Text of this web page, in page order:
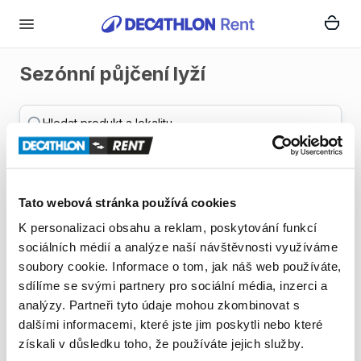
Tato webová stránka používá cookies
K personalizaci obsahu a reklam, poskytování funkcí
sociálních médií a analýze naší návštěvnosti využíváme
soubory cookie. Informace o tom, jak náš web používáte,
sdílíme se svými partnery pro sociální média, inzerci a
analýzy. Partneři tyto údaje mohou zkombinovat s
dalšími informacemi, které jste jim poskytli nebo které
získali v důsledku toho, že používáte jejich služby.
Sezónní půjčení lyží
Hledat produkt a lokalitu
Filtry Mapa
dětské lyže pánské lyže dámské lyže
0 výsledků Objednávka produktů